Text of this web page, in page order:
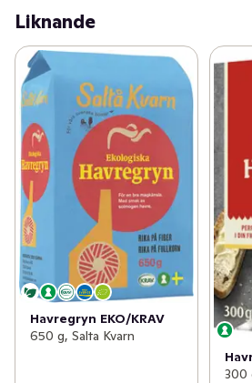
Liknande
Havregryn EKO/KRAV
650 g, Salta Kvarn
300